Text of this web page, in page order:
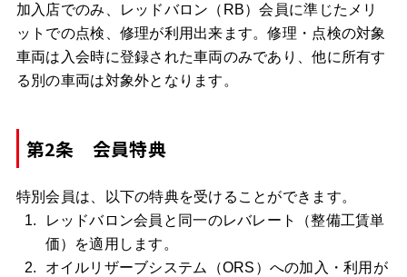
加入店でのみ、レッドバロン（RB）会員に準じたメリ
ットでの点検、修理が利用出来ます。修理・点検の対象
車両は入会時に登録された車両のみであり、他に所有す
る別の車両は対象外となります。
第2条 会員特典
特別会員は、以下の特典を受けることができます。
レッドバロン会員と同一のレバレート（整備工賃単
価）を適用します。
オイルリザーブシステム（ORS）への加入・利用が